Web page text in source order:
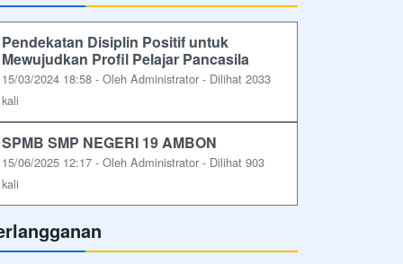
Pendekatan Disiplin Positif untuk
Mewujudkan Profil Pelajar Pancasila
15/03/2024 18:58 - Oleh Administrator - Dilihat 2033
kali
SPMB SMP NEGERI 19 AMBON
15/06/2025 12:17 - Oleh Administrator - Dilihat 903
kali